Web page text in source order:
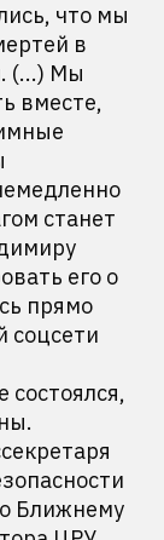
что мы
в
(...) Мы
вместе,
станет
его о
прямо
соцсети
состоялся,
Ближнему